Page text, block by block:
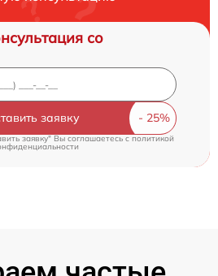
со
заявку
заявку" Вы соглашаетесь cполитикой